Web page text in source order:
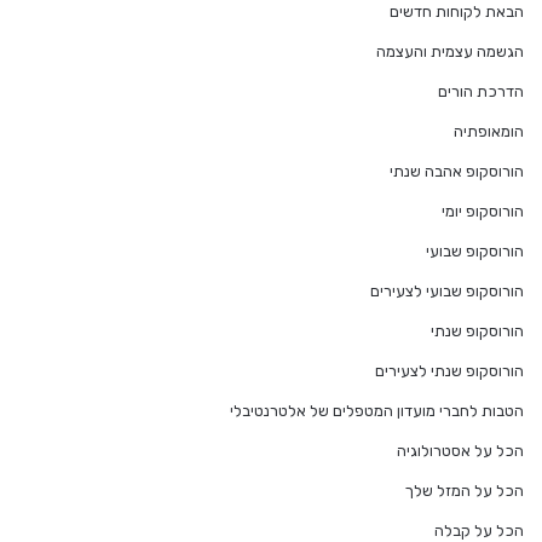
הבאת לקוחות חדשים
הגשמה עצמית והעצמה
הדרכת הורים
הומאופתיה
הורוסקופ אהבה שנתי
הורוסקופ יומי
הורוסקופ שבועי
הורוסקופ שבועי לצעירים
הורוסקופ שנתי
הורוסקופ שנתי לצעירים
הטבות לחברי מועדון המטפלים של אלטרנטיבלי
הכל על אסטרולוגיה
הכל על המזל שלך
הכל על קבלה